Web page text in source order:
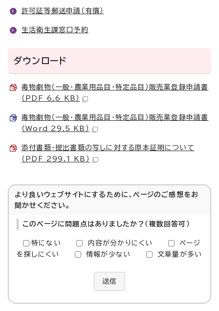
許可証等郵送申請（有償）
生活衛生課窓口予約
ダウンロード
毒物劇物（一般・農業用品目・特定品目）販売業登録申請書
（PDF 6.6 KB）
毒物劇物（一般・農業用品目・特定品目）販売業登録申請書
（Word 29.5 KB）
添付書類・提出書類の写しに対する原本証明について
（PDF 299.1 KB）
より良いウェブサイトにするために、ページのご感想をお
聞かせください。
このページに問題点はありましたか？（複数回答可）
特にない 内容が分かりにくい
ページ
を探しにくい
情報が少ない 文章量が多い
送信